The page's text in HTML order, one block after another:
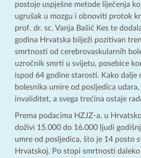
postoje uspješne metode liječenja
ugrušak u mozgu i obnoviti protok
prof. dr. sc. Vanja Bašić Kes te
godina Hrvatska bilježi pozitivan
smrtnosti od cerebrovaskularnih
uzročnik smrti u svijetu, posebice
ispod 64 godine starosti. Kako dalje
bolesnika umire od posljedica
invaliditet, a svega trećina ostaje
Prema podacima HZJZ-a, u
doživi 15.000 do 16.000 ljudi
umre od posljedica, što je 14 posto
Hrvatskoj. Po stopi smrtnosti daleko